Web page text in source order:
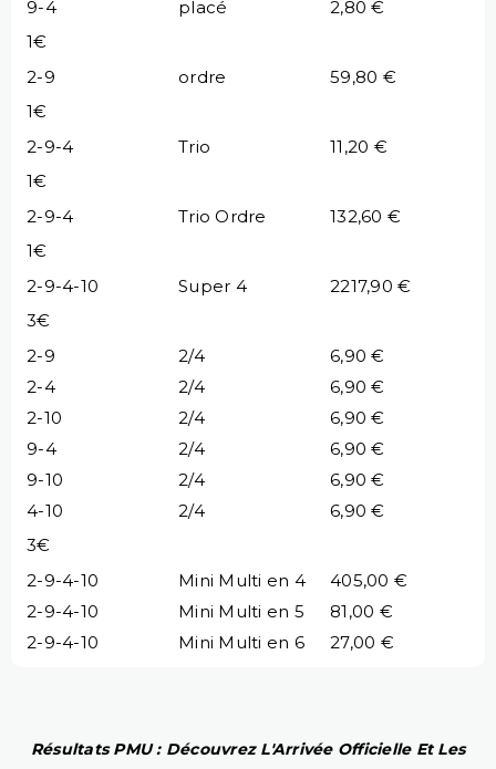
9-4 placé
2,80 €
1€
2-9
ordre
59,80 €
1€
2-9-4
Trio
11,20 €
1€
2-9-4
Trio Ordre
132,60 €
1€
2-9-4-10
Super 4
2217,90 €
3€
2-9
2/4
6,90 €
2-4
2/4
6,90 €
2-10
2/4
6,90 €
9-4
2/4
6,90 €
9-10
2/4
6,90 €
4-10
2/4
6,90 €
3€
2-9-4-10
Mini Multi en 4
405,00 €
2-9-4-10
Mini Multi en 5
81,00 €
2-9-4-10
Mini Multi en 6 27,00 €
Résultats PMU : Découvrez L'Arrivée Officielle Et Les